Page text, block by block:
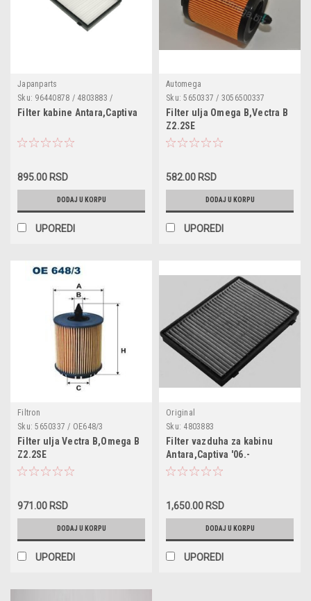
Japanparts
Sku: 96440878 / 4803883 /
FAADDW12
Filter kabine Antara,Captiva
895.00 RSD
DODAJ U KORPU
UPOREDI
Automega
Sku: 5650337 / 3056500337
Filter ulja Omega B,Vectra B
Z2.2SE
582.00 RSD
DODAJ U KORPU
UPOREDI
Filtron
Sku: 5650337 / OE648/3
Filter ulja Vectra B,Omega B
Z2.2SE
971.00 RSD
DODAJ U KORPU
UPOREDI
Original
Sku: 4803883
Filter vazduha za kabinu
Antara,Captiva '06.-
1,650.00 RSD
DODAJ U KORPU
UPOREDI